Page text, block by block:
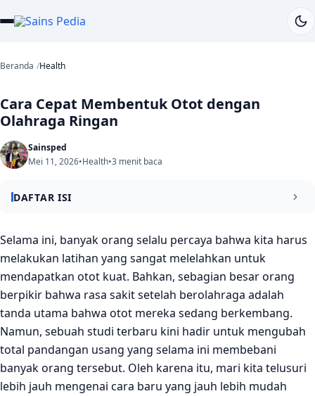
Beranda Health
Cara Cepat Membentuk Otot dengan
Olahraga Ringan
Sainsped
Mei 11, 2026•Health•3 menit baca
DAFTAR ISI
Baca juga: Manfaat Olahraga untuk Menyehatkan
Memori Otak
Kehebatan Gerakan Eksentrik yang Sangat Efisien
Ciri-Ciri Khas dan Manfaat Latihan Eksentrik
Contoh Jenis Gerakan yang Bisa Dilakukan
Implikasi Bagi Orang Tua dan Pemula
Jurnal Refrenai:
Selama ini, banyak orang selalu percaya bahwa kita harus
melakukan latihan yang sangat melelahkan untuk
mendapatkan otot kuat. Bahkan, sebagian besar orang
berpikir bahwa rasa sakit setelah berolahraga adalah
tanda utama bahwa otot mereka sedang berkembang.
Namun, sebuah studi terbaru kini hadir untuk mengubah
total pandangan usang yang selama ini membebani
banyak orang tersebut. Oleh karena itu, mari kita telusuri
lebih jauh mengenai cara baru yang jauh lebih mudah